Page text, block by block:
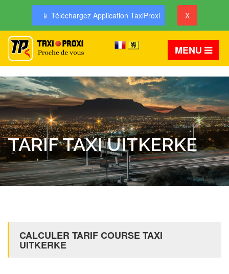
📱 Téléchargez Application TaxiProxi X
MENU
TARIF TAXI UITKERKE
CALCULER TARIF COURSE TAXI
UITKERKE